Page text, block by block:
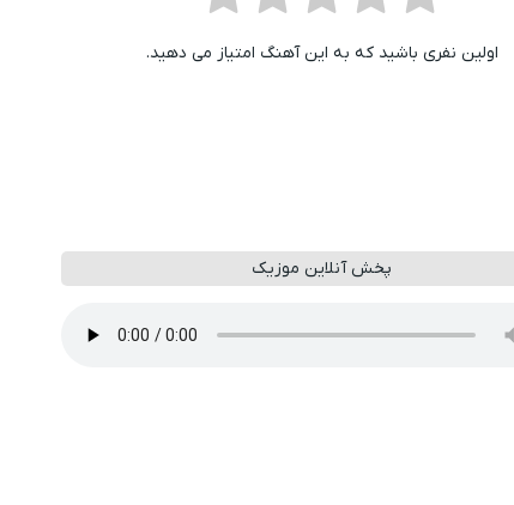
اولین نفری باشید که به این آهنگ امتیاز می دهید.
پخش آنلاین موزیک